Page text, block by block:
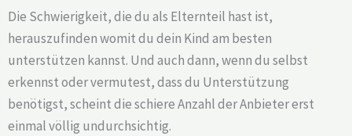
Die Schwierigkeit, die du als Elternteil hast ist,
herauszufinden womit du dein Kind am besten
unterstützen kannst. Und auch dann, wenn du selbst
erkennst oder vermutest, dass du Unterstützung
benötigst, scheint die schiere Anzahl der Anbieter erst
einmal völlig undurchsichtig.